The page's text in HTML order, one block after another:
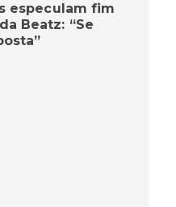
especulam fim
Beatz: “Se